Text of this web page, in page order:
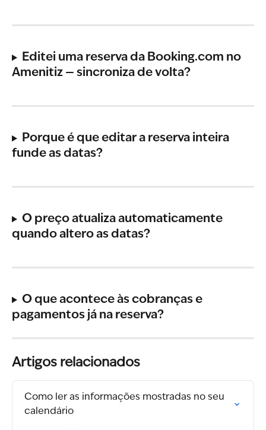
Editei uma reserva da Booking.com no
Amenitiz — sincroniza de volta?
Porque é que editar a reserva inteira
funde as datas?
O preço atualiza automaticamente
quando altero as datas?
O que acontece às cobranças e
pagamentos já na reserva?
Artigos relacionados
Como ler as informações mostradas no seu
calendário